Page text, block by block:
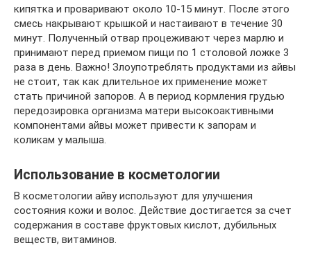
кипятка и проваривают около 10-15 минут. После этого
смесь накрывают крышкой и настаивают в течение 30
минут. Полученный отвар процеживают через марлю и
принимают перед приемом пищи по 1 столовой ложке 3
раза в день. Важно! Злоупотреблять продуктами из айвы
не стоит, так как длительное их применение может
стать причиной запоров. А в период кормления грудью
передозировка организма матери высокоактивными
компонентами айвы может привести к запорам и
коликам у малыша.
Использование в косметологии
В косметологии айву используют для улучшения
состояния кожи и волос. Действие достигается за счет
содержания в составе фруктовых кислот, дубильных
веществ, витаминов.